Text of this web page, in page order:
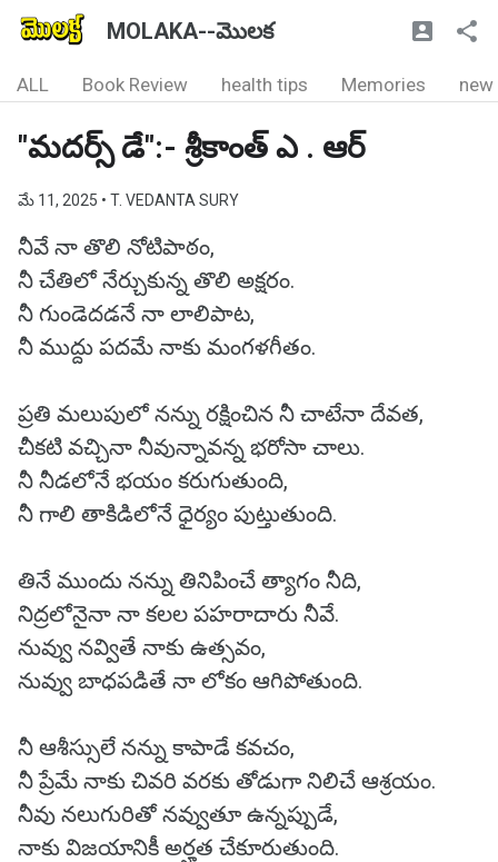
MOLAKA--మొలక
ALL Book Review health tips Memories new
"మదర్స్ డే":- శ్రీకాంత్ ఎ . ఆర్
మే 11, 2025 • T. VEDANTA SURY
నీవే నా తొలి నోటిపాఠం,
నీ చేతిలో నేర్చుకున్న తొలి అక్షరం.
నీ గుండెదడనే నా లాలిపాట,
నీ ముద్దు పదమే నాకు మంగళగీతం.
ప్రతి మలుపులో నన్ను రక్షించిన నీ చాటేనా దేవత,
చీకటి వచ్చినా నీవున్నావన్న భరోసా చాలు.
నీ నీడలోనే భయం కరుగుతుంది,
నీ గాలి తాకిడిలోనే ధైర్యం పుట్తుతుంది.
తినే ముందు నన్ను తినిపించే త్యాగం నీది,
నిద్రలోనైనా నా కలల పహరాదారు నీవే.
నువ్వు నవ్వితే నాకు ఉత్సవం,
నువ్వు బాధపడితే నా లోకం ఆగిపోతుంది.
నీ ఆశీస్సులే నన్ను కాపాడే కవచం,
నీ ప్రేమే నాకు చివరి వరకు తోడుగా నిలిచే ఆశ్రయం.
నీవు నలుగురితో నవ్వుతూ ఉన్నప్పుడే,
నాకు విజయానికీ అర్హత చేకూరుతుంది.